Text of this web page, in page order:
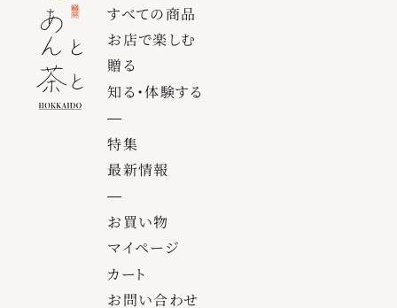
すべての商品
お店で楽しむ
贈る
知る・体験する
特集
最新情報
お買い物
マイページ
カート
お問い合わせ